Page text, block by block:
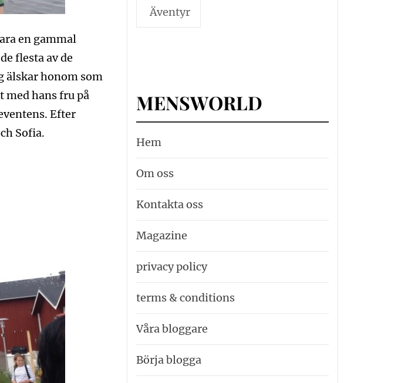
en gammal
flesta av de
älskar honom som
hans fru på
Efter
Sofia.
Äventyr
MENSWORLD
Hem
Om oss
Kontakta oss
Magazine
privacy policy
terms & conditions
Våra bloggare
Börja blogga